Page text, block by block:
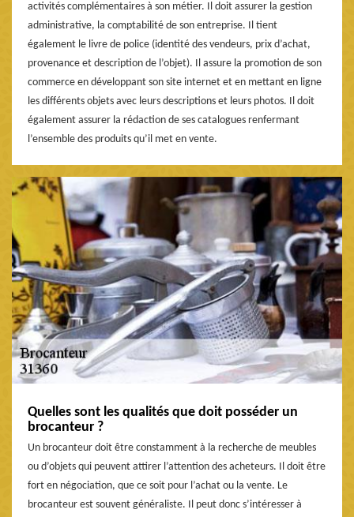
activités complémentaires à son métier. Il doit assurer la gestion
administrative, la comptabilité de son entreprise. Il tient
également le livre de police (identité des vendeurs, prix d’achat,
provenance et description de l’objet). Il assure la promotion de son
commerce en développant son site internet et en mettant en ligne
les différents objets avec leurs descriptions et leurs photos. Il doit
également assurer la rédaction de ses catalogues renfermant
l’ensemble des produits qu’il met en vente.
Quelles sont les qualités que doit posséder un
brocanteur ?
Un brocanteur doit être constamment à la recherche de meubles
ou d’objets qui peuvent attirer l’attention des acheteurs. Il doit être
fort en négociation, que ce soit pour l’achat ou la vente. Le
brocanteur est souvent généraliste. Il peut donc s’intéresser à